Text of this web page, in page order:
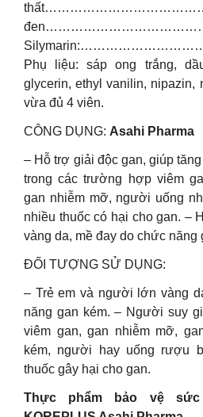
Phụ liệu: sáp ong trắng,
glycerin, ethyl vanilin, nipazin,
vừa đủ 4 viên.
CÔNG DỤNG: Asahi Pharma
– Hỗ trợ giải độc gan, giúp
trong các trường hợp viêm
gan nhiễm mỡ, người uống
nhiều thuốc có hại cho gan. –
vàng da, mề đay do chức năng
ĐỐI TƯỢNG SỬ DỤNG:
– Trẻ em và người lớn vàng
năng gan kém. – Người suy
viêm gan, gan nhiễm mỡ,
kém, người hay uống rượu
thuốc gây hại cho gan.
Thực phẩm bảo vệ sức